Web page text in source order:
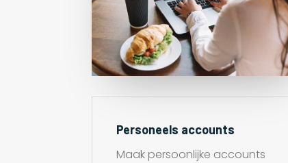
Personeels accounts
Maak persoonlijke accounts